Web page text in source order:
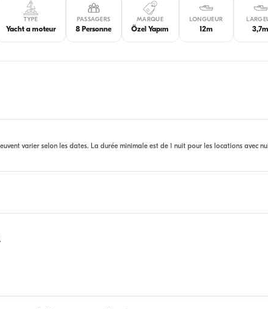
TYPE
Yacht a moteur
PASSAGERS
8 Personne
MARQUE
Özel Yapım
LONGUEUR
12m 3,7m
varier selon les dates. La durée minimale est de 1 nuit pour les locations avec